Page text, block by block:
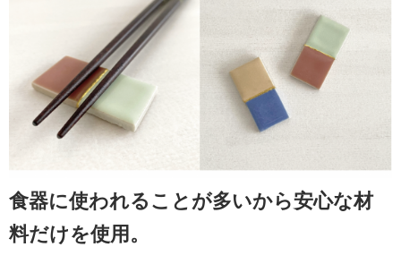
食器に使われることが多いから安心な材
料だけを使用。